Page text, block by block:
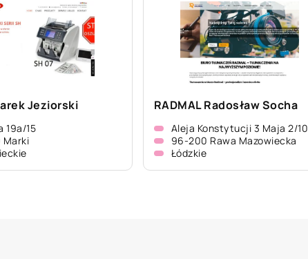
Jeziorski
19a/15
Marki
RADMAL Radosław Socha
Aleja Konstytucji 3 Maja 2/10
96-200 Rawa Mazowiecka
Łódzkie